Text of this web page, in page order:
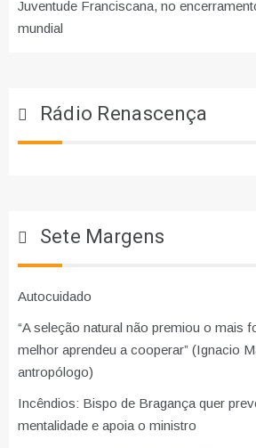
Juventude Franciscana, no
mundial
Rádio Renascença
Sete Margens
Autocuidado
“A seleção natural não premiou o mais
melhor aprendeu a cooperar” (Ignacio
antropólogo)
Incêndios: Bispo de Bragança quer
mentalidade e apoia o ministro